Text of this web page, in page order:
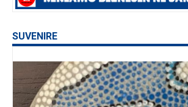
SUVENIRE